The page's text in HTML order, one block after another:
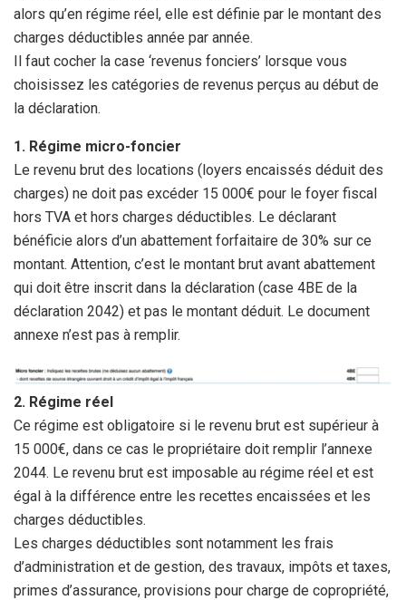
alors qu’en régime réel, elle est définie par le montant des
charges déductibles année par année.
Il faut cocher la case ‘revenus fonciers’ lorsque vous
choisissez les catégories de revenus perçus au début de
la déclaration.
1. Régime micro-foncier
Le revenu brut des locations (loyers encaissés déduit des
charges) ne doit pas excéder 15 000€ pour le foyer fiscal
hors TVA et hors charges déductibles. Le déclarant
bénéficie alors d’un abattement forfaitaire de 30% sur ce
montant. Attention, c’est le montant brut avant abattement
qui doit être inscrit dans la déclaration (case 4BE de la
déclaration 2042) et pas le montant déduit. Le document
annexe n’est pas à remplir.
2. Régime réel
Ce régime est obligatoire si le revenu brut est supérieur à
15 000€, dans ce cas le propriétaire doit remplir l’annexe
2044. Le revenu brut est imposable au régime réel et est
égal à la différence entre les recettes encaissées et les
charges déductibles.
Les charges déductibles sont notamment les frais
d’administration et de gestion, des travaux, impôts et taxes,
primes d’assurance, provisions pour charge de copropriété,